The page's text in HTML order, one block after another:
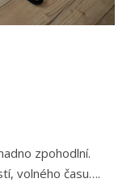
zpohodlní.
volného času….